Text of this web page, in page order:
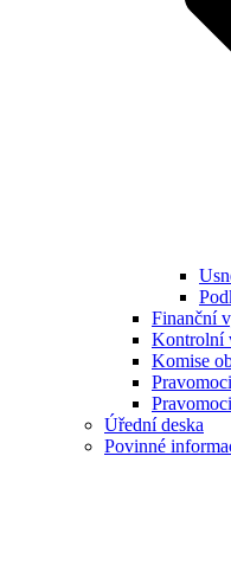
Finanční
Kontrolní
Komise
Úřední deska
Povinné